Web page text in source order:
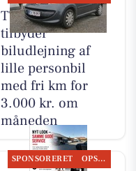
TT CARS ApS
tilbyder
biludlejning af
lille personbil
med fri km for
3.000 kr. om
måneden
SPONSORERET OPSLAGSTAVLEN